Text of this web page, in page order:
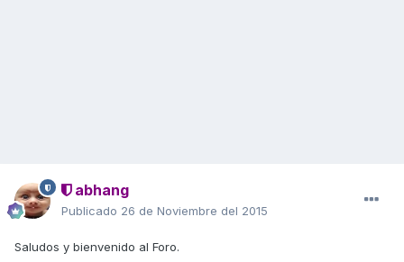
abhang
Publicado 26 de Noviembre del 2015
Saludos y bienvenido al Foro.